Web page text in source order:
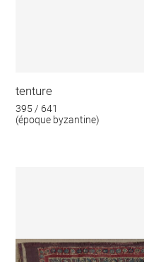
tenture
395 / 641
(époque byzantine)